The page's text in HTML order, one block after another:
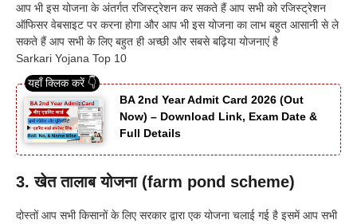
आप भी इस योजना के अंतर्गत रजिस्ट्रेशन कर सकते हैं आप सभी को रजिस्ट्रेशन
ऑफिसर वेबसाइट पर करना होगा और आप भी इस योजना का लाभ बहुत आसानी से ले
सकते हैं आप सभी के लिए बहुत ही अच्छी और सबसे बढ़िया योजनाएं है
Sarkari Yojana Top 10
BA 2nd Year Admit Card 2026 (Out
Now) – Download Link, Exam Date &
Full Details
3. खेत तालाब योजना (farm pond scheme)
दोस्तों आप सभी किसानों के लिए सरकार द्वारा एक योजना चलाई गई है इसमें आप सभी